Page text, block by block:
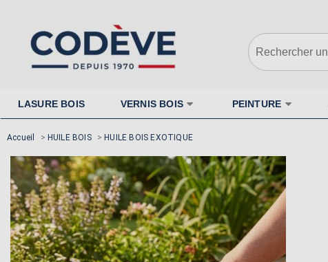
LASURE BOIS VERNIS BOIS PEINTURE
Accueil > HUILE BOIS > HUILE BOIS EXOTIQUE